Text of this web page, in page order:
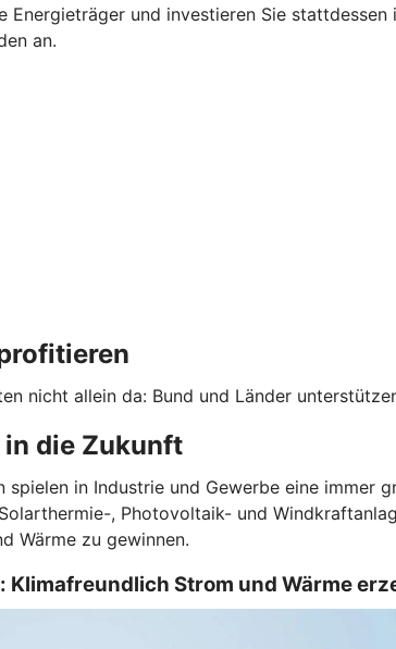
Energieträger und investieren Sie
an.
nicht allein da: Bund und Länder
die Zukunft
spielen in Industrie und Gewerbe eine immer
, Photovoltaik- und
Wärme zu gewinnen.
Strom und Wärme